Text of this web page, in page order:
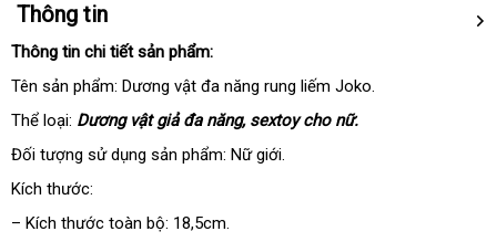
Thông tin
Thông tin chi tiết sản phẩm:
Tên sản phẩm: Dương vật đa năng rung liếm Joko.
Thể loại: Dương vật giả đa năngmini
, sextoy cho nữ.
Đối tượng sử dụng sản phẩm: Nữ giới.
Kích thước:
– Kích thước toàn bộ: 18,5cm.